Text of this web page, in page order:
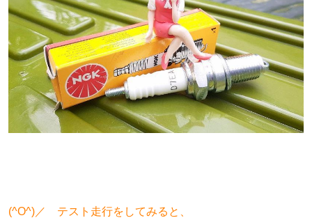
(^O^)／ テスト走行をしてみると、